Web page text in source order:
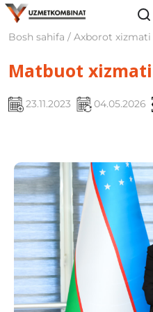
Bosh sahifa / Axborot
Matbuot
23.11.2023 04.05.2026